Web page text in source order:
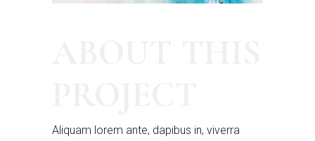
Aliquam lorem ante, dapibus in, viverra